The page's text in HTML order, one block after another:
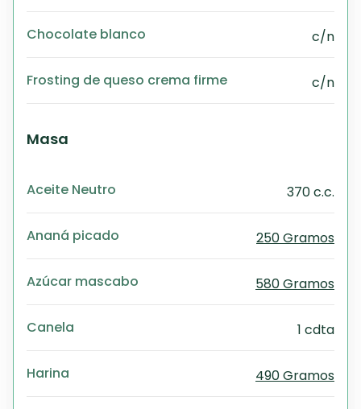
Chocolate blanco c/n
Frosting de queso crema firme c/n
Masa
Aceite Neutro 370 c.c.
Ananá picado 250 Gramos
Azúcar mascabo 580 Gramos
Canela 1 cdta
Harina 490 Gramos